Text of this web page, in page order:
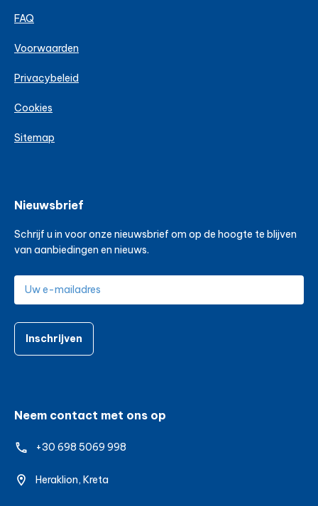
FAQ
Voorwaarden
Privacybeleid
Cookies
Sitemap
Nieuwsbrief
Schrijf u in voor onze nieuwsbrief om op de hoogte te blijven
van aanbiedingen en nieuws.
Inschrijven
Neem contact met ons op
+30 698 5069 998
Heraklion, Kreta